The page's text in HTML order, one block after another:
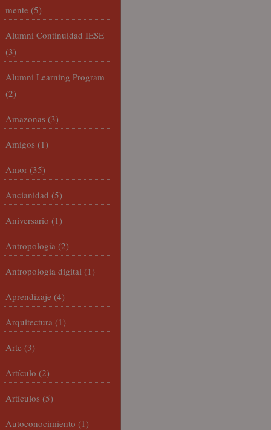
mente (5)
Alumni Continuidad IESE
(3)
Alumni Learning Program
(2)
Amazonas (3)
Amigos (1)
Amor (35)
Ancianidad (5)
Aniversario (1)
Antropología (2)
Antropología digital (1)
Aprendizaje (4)
Arquitectura (1)
Arte (3)
Artículo (2)
Artículos (5)
Autoconocimiento (1)